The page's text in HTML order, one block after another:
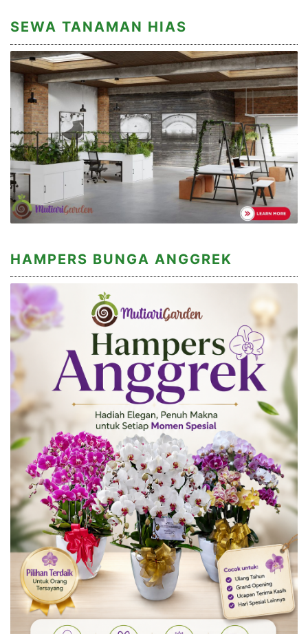
SEWA TANAMAN HIAS
HAMPERS BUNGA ANGGREK